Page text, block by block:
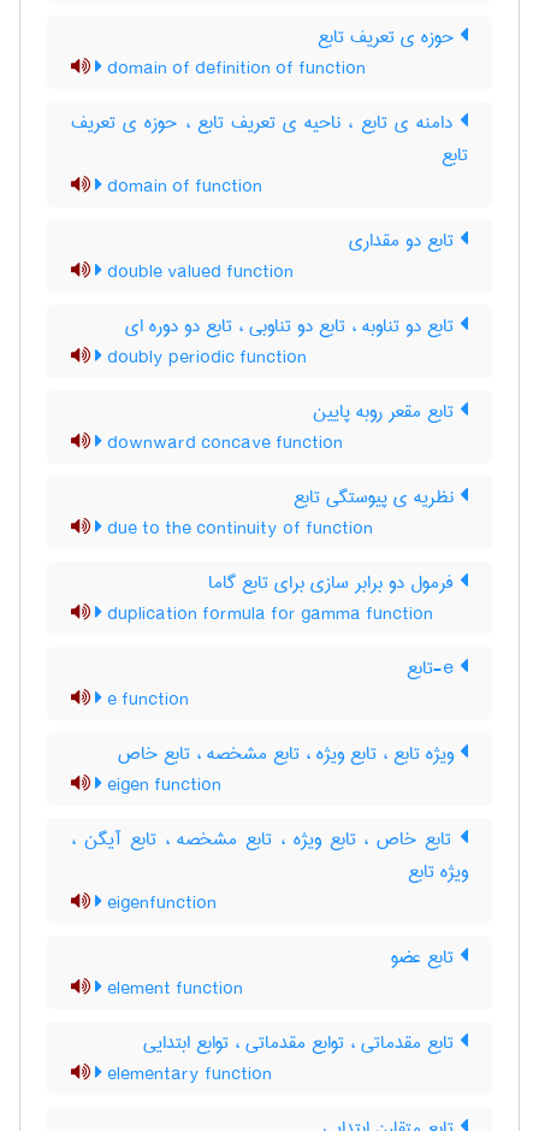
حوزه ی تعریف تابع
domain of definition of function
دامنه ی تابع ، ناحیه ی تعریف تابع ، حوزه ی تعریف
تابع
domain of function
تابع دو مقداری
double valued function
تابع دو تناوبه ، تابع دو تناوبی ، تابع دو دوره ای
doubly periodic function
تابع مقعر روبه پایین
downward concave function
نظریه ی پیوستگی تابع
due to the continuity of function
فرمول دو برابر سازی برای تابع گاما
duplication formula for gamma function
e function
ویژه تابع ، تابع ویژه ، تابع مشخصه ، تابع خاص
eigen function
تابع خاص ، تابع ویژه ، تابع مشخصه ، تابع آیگن ،
ویژه تابع
eigenfunction
تابع عضو
element function
تابع مقدماتی ، توابع مقدماتی ، توابع ابتدایی
elementary function